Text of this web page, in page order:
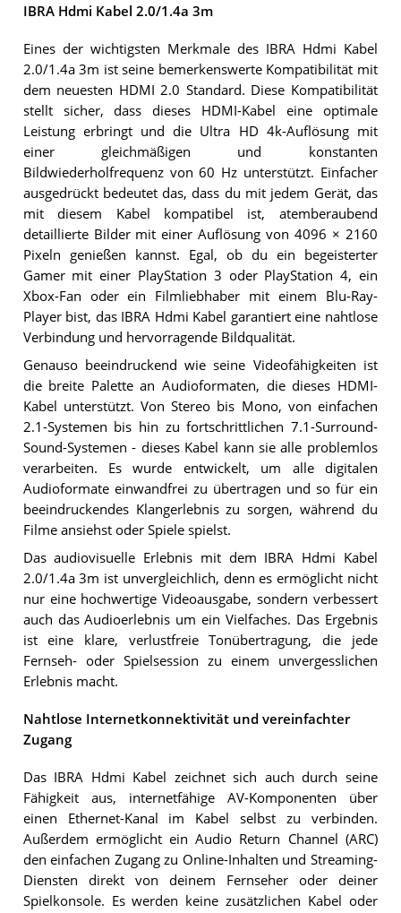
IBRA Hdmi Kabel 2.0/1.4a 3m
Eines der wichtigsten Merkmale des IBRA Hdmi Kabel
2.0/1.4a 3m ist seine bemerkenswerte Kompatibilität mit
dem neuesten HDMI 2.0 Standard. Diese Kompatibilität
stellt sicher, dass dieses HDMI-Kabel eine optimale
Leistung erbringt und die Ultra HD 4k-Auflösung mit
einer gleichmäßigen und konstanten
Bildwiederholfrequenz von 60 Hz unterstützt. Einfacher
ausgedrückt bedeutet das, dass du mit jedem Gerät, das
mit diesem Kabel kompatibel ist, atemberaubend
detaillierte Bilder mit einer Auflösung von 4096 × 2160
Pixeln genießen kannst. Egal, ob du ein begeisterter
Gamer mit einer PlayStation 3 oder PlayStation 4, ein
Xbox-Fan oder ein Filmliebhaber mit einem Blu-Ray-
Player bist, das IBRA Hdmi Kabel garantiert eine nahtlose
Verbindung und hervorragende Bildqualität.
Genauso beeindruckend wie seine Videofähigkeiten ist
die breite Palette an Audioformaten, die dieses HDMI-
Kabel unterstützt. Von Stereo bis Mono, von einfachen
2.1-Systemen bis hin zu fortschrittlichen 7.1-Surround-
Sound-Systemen - dieses Kabel kann sie alle problemlos
verarbeiten. Es wurde entwickelt, um alle digitalen
Audioformate einwandfrei zu übertragen und so für ein
beeindruckendes Klangerlebnis zu sorgen, während du
Filme ansiehst oder Spiele spielst.
Das audiovisuelle Erlebnis mit dem IBRA Hdmi Kabel
2.0/1.4a 3m ist unvergleichlich, denn es ermöglicht nicht
nur eine hochwertige Videoausgabe, sondern verbessert
auch das Audioerlebnis um ein Vielfaches. Das Ergebnis
ist eine klare, verlustfreie Tonübertragung, die jede
Fernseh- oder Spielsession zu einem unvergesslichen
Erlebnis macht.
Nahtlose Internetkonnektivität und vereinfachter
Zugang
Das IBRA Hdmi Kabel zeichnet sich auch durch seine
Fähigkeit aus, internetfähige AV-Komponenten über
einen Ethernet-Kanal im Kabel selbst zu verbinden.
Außerdem ermöglicht ein Audio Return Channel (ARC)
den einfachen Zugang zu Online-Inhalten und Streaming-
Diensten direkt von deinem Fernseher oder deiner
Spielkonsole. Es werden keine zusätzlichen Kabel oder